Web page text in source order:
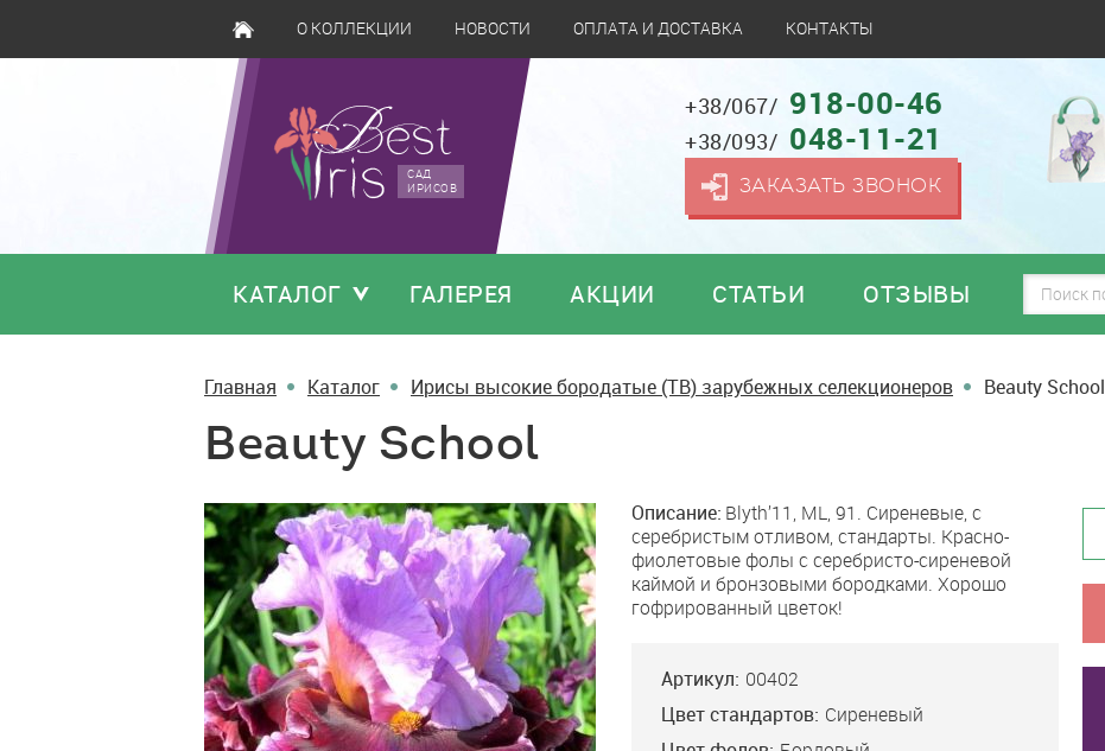
О КОЛЛЕКЦИИ НОВОСТИ ОПЛАТА И ДОСТАВКА КОНТАКТЫ
САД
ИРИСОВ
+38/067/ 918-00-46
+38/093/ 048-11-21
ЗАКАЗАТЬ ЗВОНОК
КАТАЛОГ ГАЛЕРЕЯ АКЦИИ СТАТЬИ ОТЗЫВЫ
Главная Каталог Ирисы высокие бородатые (TB) зарубежных селекционеров Beauty School
Beauty School
Beauty
School
Описание: Blyth’11, ML, 91. Сиреневые, с
серебристым отливом, стандарты. Красно-
фиолетовые фолы с серебристо-сиреневой
каймой и бронзовыми бородками. Хорошо
гофрированный цветок!
Артикул: 00402
Цвет стандартов: Сиреневый